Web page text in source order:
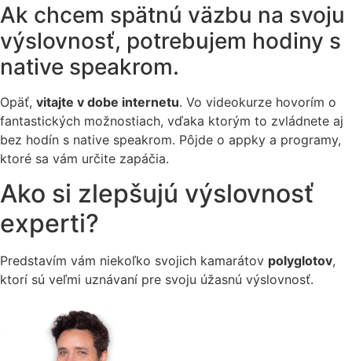
Ak chcem spätnú väzbu na svoju
výslovnosť, potrebujem hodiny s
native speakrom.
Opäť, vitajte v dobe internetu. Vo videokurze hovorím o
fantastických možnostiach, vďaka ktorým to zvládnete aj
bez hodín s native speakrom. Pôjde o appky a programy,
ktoré sa vám určite zapáčia.
Ako si zlepšujú výslovnosť
experti?
Predstavím vám niekoľko svojich kamarátov polyglotov,
ktorí sú veľmi uznávaní pre svoju úžasnú výslovnosť.